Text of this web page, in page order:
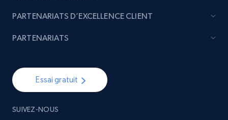
Essai gratuit
SUIVEZ-NOUS
PARTENARIATS D’EXCELLENCE CLIENT
PARTENARIATS